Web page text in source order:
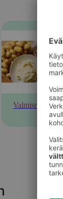
Valmisruoka